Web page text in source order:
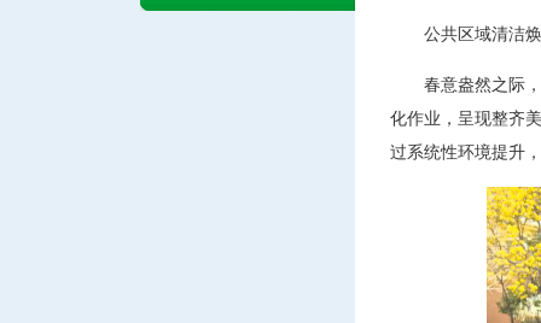
公共区域清洁
春意盎然之际
化作业，呈现整齐
过系统性环境提升